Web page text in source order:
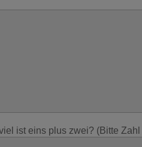
ist eins plus zwei? (Bitte